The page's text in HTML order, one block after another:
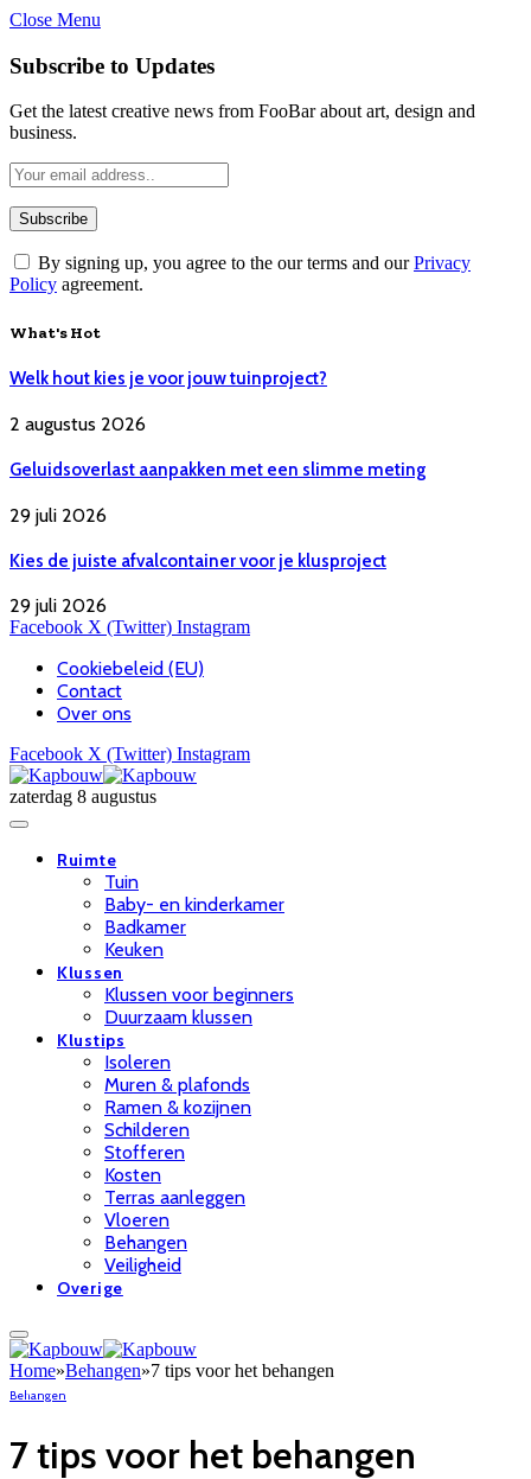
Close Menu
Subscribe to Updates
Get the latest creative news from FooBar about art, design and
business.
By signing up, you agree to the our terms and ourPrivacy
Policy agreement.
What's Hot
Welk hout kies je voor jouw tuinproject?
2 augustus 2026
Geluidsoverlast aanpakken met een slimme meting
29 juli 2026
Kies de juiste afvalcontainer voor je klusproject
29 juli 2026
Facebook X (Twitter) Instagram
Cookiebeleid (EU)
Contact
Over ons
Facebook X (Twitter) Instagram
zaterdag 8 augustus
Ruimte
Tuin
Baby- en kinderkamer
Badkamer
Keuken
Klussen
Klussen voor beginners
Duurzaam klussen
Klustips
Isoleren
Muren & plafonds
Ramen & kozijnen
Schilderen
Stofferen
Kosten
Terras aanleggen
Vloeren
Behangen
Veiligheid
Overige
Home»Behangen»7 tips voor het behangen
Behangen
7 tips voor het behangen